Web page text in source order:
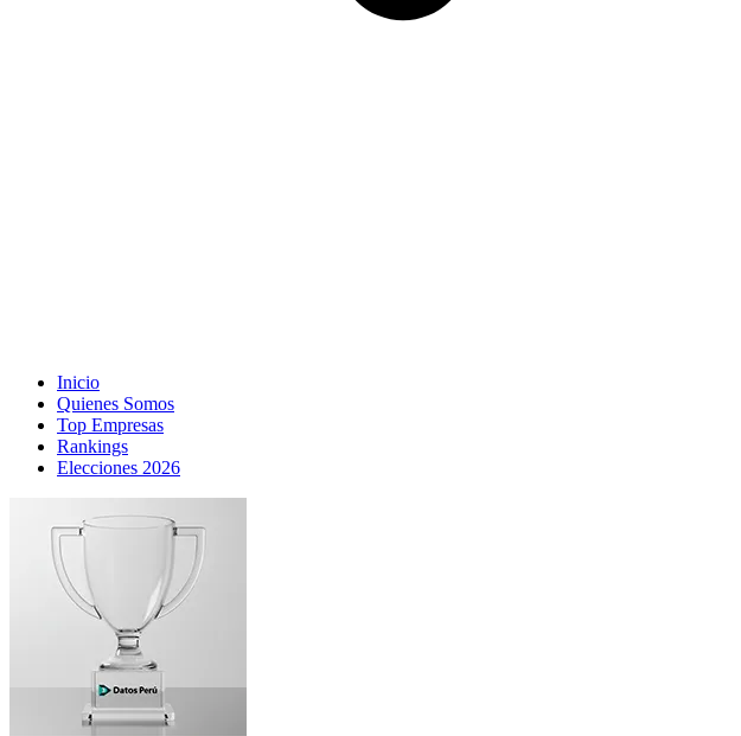
Inicio
Quienes Somos
Top Empresas
Rankings
Elecciones 2026